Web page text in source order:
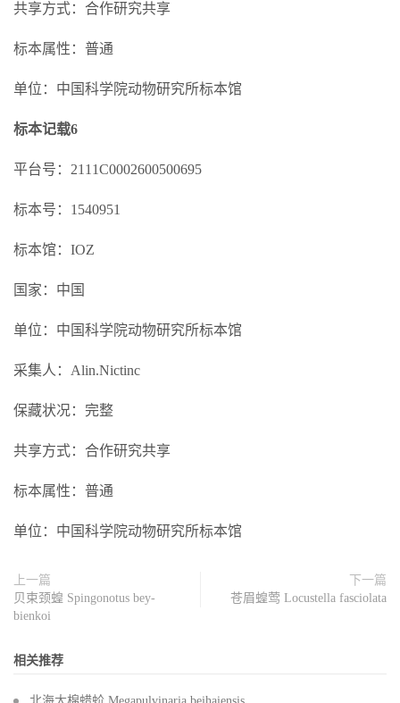
共享方式：合作研究共享
标本属性：普通
单位：中国科学院动物研究所标本馆
标本记载6
平台号：2111C0002600500695
标本号：1540951
标本馆：IOZ
国家：中国
单位：中国科学院动物研究所标本馆
采集人：Alin.Nictinc
保藏状况：完整
共享方式：合作研究共享
标本属性：普通
单位：中国科学院动物研究所标本馆
上一篇
贝束颈蝗 Spingonotus bey-
bienkoi
下一篇
苍眉蝗莺 Locustella fasciolata
相关推荐